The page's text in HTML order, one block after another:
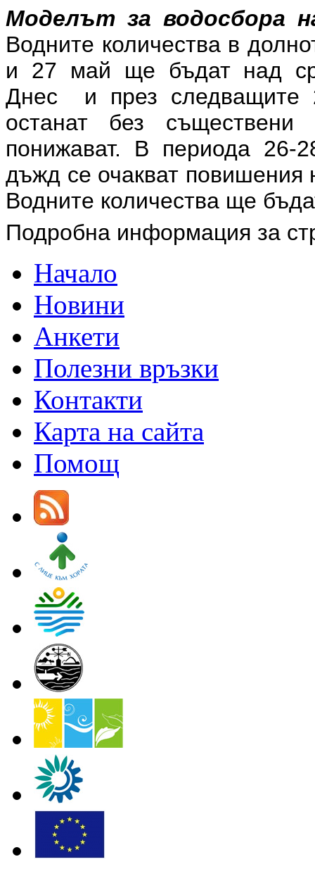
Моделът за водосбора
Водните количества в
и 27 май ще бъдат над
Днес и през следващите
останат без
понижават. В периода 26-
дъжд се очакват повишения
Водните количества ще
Подробна информация за
Начало
Новини
Анкети
Полезни връзки
Контакти
Карта на сайта
Помощ